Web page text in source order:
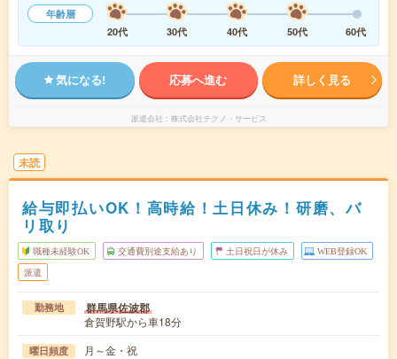
年齢層
20代
30代 40代 50代 60代
気になる! 応募へ進む 詳しく見る
派遣会社 株式会社テクノ・サービス
未読
給与即払いOK！高時給！土日休み！研磨、バ
リ取り
職種未経験OK 交通費別途支給あり 土日祝日が休み WEB登録OK
派遣
勤務地 群馬県佐波郡
倉賀野駅から車18分
曜日頻度 月～金・祝